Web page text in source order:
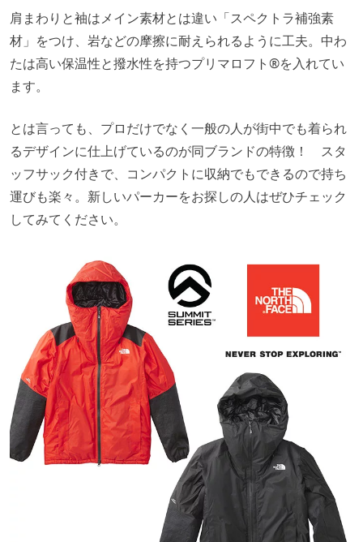
肩まわりと袖はメイン素材とは違い「スペクトラ補強素
材」をつけ、岩などの摩擦に耐えられるように工夫。中わ
たは高い保温性と撥水性を持つプリマロフト®を入れてい
ます。
とは言っても、プロだけでなく一般の人が街中でも着られ
るデザインに仕上げているのが同ブランドの特徴！ スタ
ッフサック付きで、コンパクトに収納でもできるので持ち
運びも楽々。新しいパーカーをお探しの人はぜひチェック
してみてください。